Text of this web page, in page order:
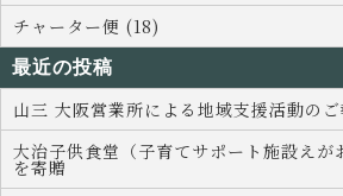
チャーター便 (18)
最近の投稿
山三 大阪営業所による地域支援活動の
大治子供食堂（子育てサポート施設えが
を寄贈